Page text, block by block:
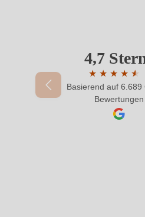
Ihre E-Mail-Adresse
Ihr Passwort
4,7
★ ★ ★ ★ ★
★
Basierend auf 6.689
Bewertungen